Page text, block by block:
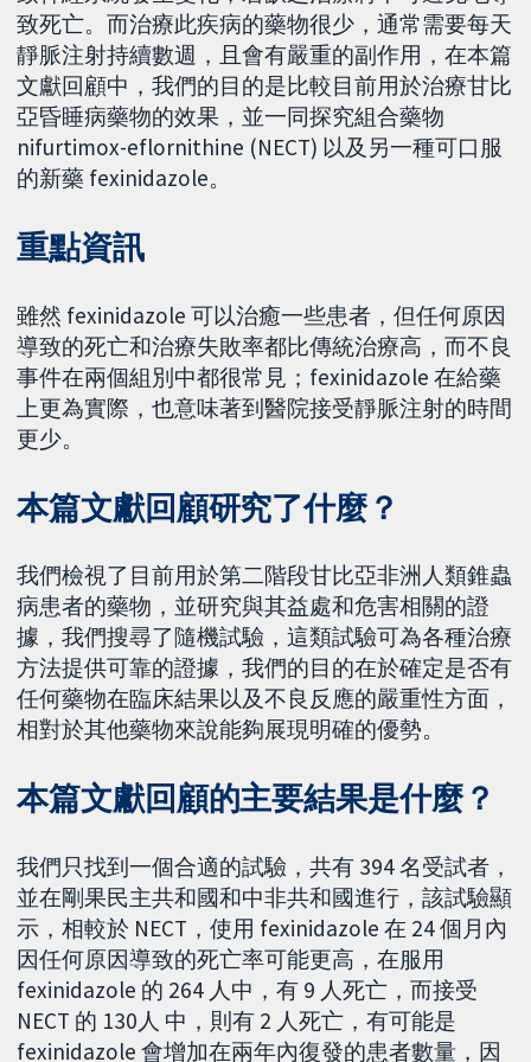
致死亡。而治療此疾病的藥物很少，通常需要每天
靜脈注射持續數週，且會有嚴重的副作用，在本篇
文獻回顧中，我們的目的是比較目前用於治療甘比
亞昏睡病藥物的效果，並一同探究組合藥物
nifurtimox-eflornithine (NECT) 以及另一種可口服
的新藥 fexinidazole。
重點資訊
雖然 fexinidazole 可以治癒一些患者，但任何原因
導致的死亡和治療失敗率都比傳統治療高，而不良
事件在兩個組別中都很常見；fexinidazole 在給藥
上更為實際，也意味著到醫院接受靜脈注射的時間
更少。
本篇文獻回顧研究了什麼？
我們檢視了目前用於第二階段甘比亞非洲人類錐蟲
病患者的藥物，並研究與其益處和危害相關的證
據，我們搜尋了隨機試驗，這類試驗可為各種治療
方法提供可靠的證據，我們的目的在於確定是否有
任何藥物在臨床結果以及不良反應的嚴重性方面，
相對於其他藥物來說能夠展現明確的優勢。
本篇文獻回顧的主要結果是什麼？
我們只找到一個合適的試驗，共有 394 名受試者，
並在剛果民主共和國和中非共和國進行，該試驗顯
示，相較於 NECT，使用 fexinidazole 在 24 個月內
因任何原因導致的死亡率可能更高，在服用
fexinidazole 的 264 人中，有 9 人死亡，而接受
NECT 的 130人 中，則有 2 人死亡，有可能是
fexinidazole 會增加在兩年內復發的患者數量，因